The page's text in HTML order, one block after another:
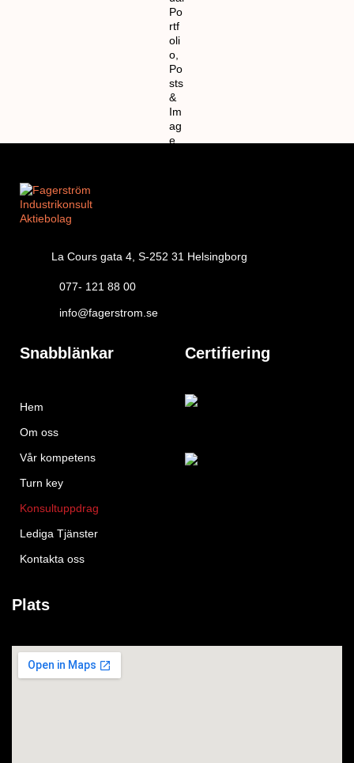
La Cours gata 4, S-252 31 Helsingborg
077- 121 88 00
info@fagerstrom.se
Snabblänkar
Hem
Om oss
Vår kompetens
Turn key
Konsultuppdrag
Lediga Tjänster
Kontakta oss
Certifiering
Plats